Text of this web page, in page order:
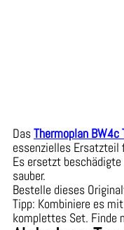
DasThermoplan
essenzielles Ersatzteil
Es ersetzt
sauber.
Bestelle dieses
Tipp: Kombiniere es
komplettes Set. Finde